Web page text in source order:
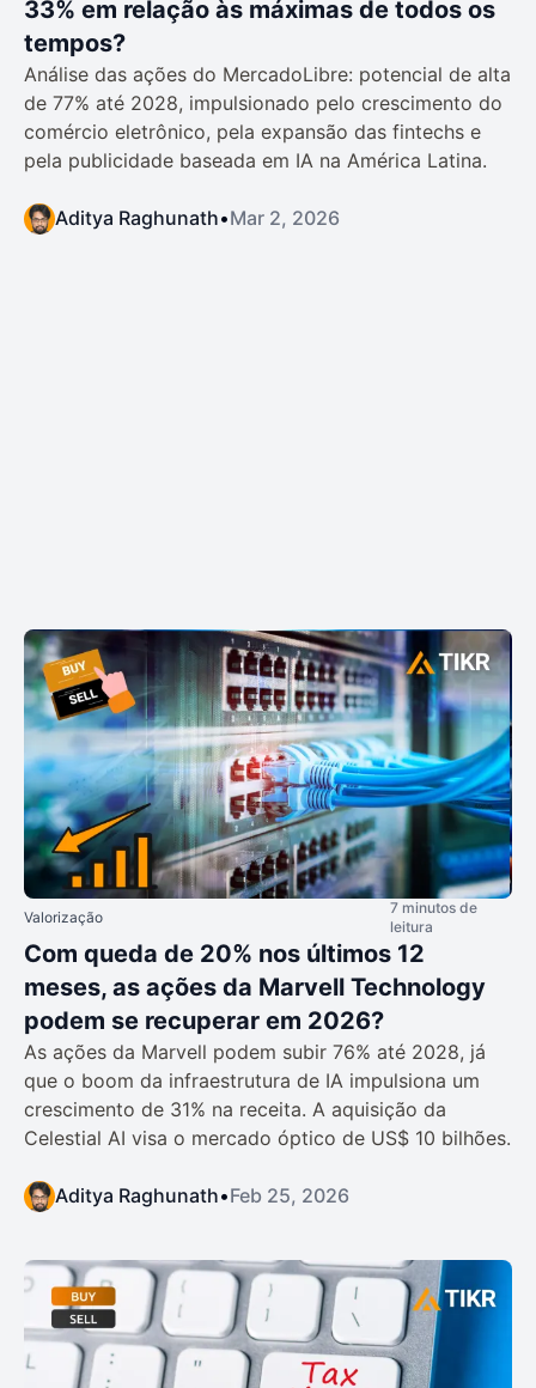
33% em relação às máximas de todos os
tempos?
Análise das ações do MercadoLibre: potencial de alta
de 77% até 2028, impulsionado pelo crescimento do
comércio eletrônico, pela expansão das fintechs e
pela publicidade baseada em IA na América Latina.
Aditya Raghunath•Mar 2, 2026
Valorização
7 minutos de
leitura
Com queda de 20% nos últimos 12
meses, as ações da Marvell Technology
podem se recuperar em 2026?
As ações da Marvell podem subir 76% até 2028, já
que o boom da infraestrutura de IA impulsiona um
crescimento de 31% na receita. A aquisição da
Celestial AI visa o mercado óptico de US$ 10 bilhões.
Aditya Raghunath•Feb 25, 2026